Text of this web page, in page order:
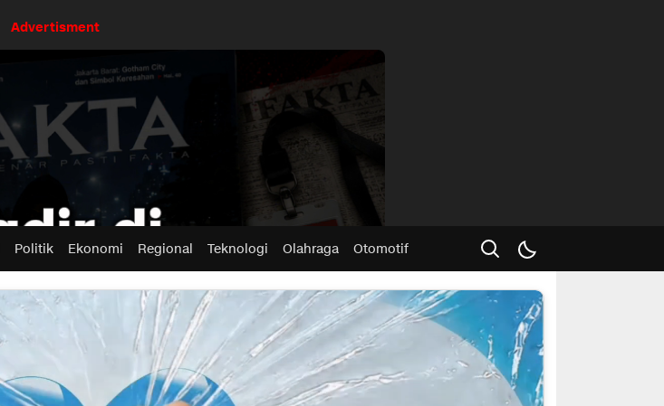
Advertisment
Politik Ekonomi Regional Teknologi Olahraga Otomotif